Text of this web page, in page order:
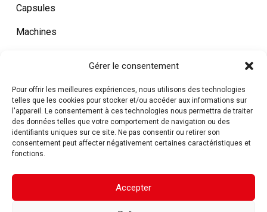
Gérer le consentement
Pour offrir les meilleures expériences, nous utilisons des technologies
telles que les cookies pour stocker et/ou accéder aux informations sur
l'appareil. Le consentement à ces technologies nous permettra de traiter
des données telles que votre comportement de navigation ou des
identifiants uniques sur ce site. Ne pas consentir ou retirer son
consentement peut affecter négativement certaines caractéristiques et
fonctions.
Accepter
Capsules
Machines
Services
Assistance
Personnalisation
© Copyright 2025, Sud Capsule s.r.l. – P.Iva